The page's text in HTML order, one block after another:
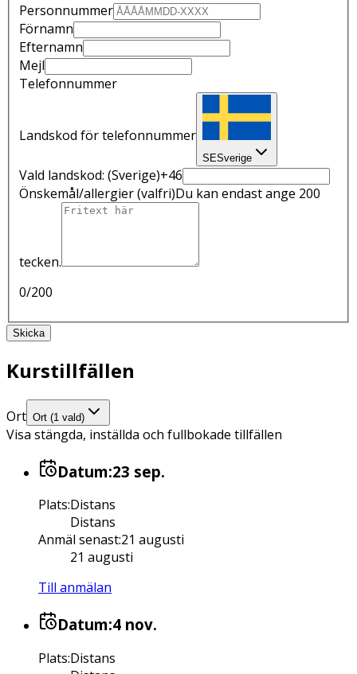
Personnummer
Förnamn
Efternamn
Mejl
Telefonnummer
Landskod för telefonnummer
SESverige
Vald landskod: (Sverige)+46
Önskemål/allergier(valfri)Du kan endast ange 200
tecken.
0/200
Skicka
Kurstillfällen
Ort Ort (1 vald)
Visa stängda, inställda och fullbokade tillfällen
Datum:23 sep.
Plats:Distans
Distans
Anmäl senast:21 augusti
21 augusti
Till anmälan
Datum:4 nov.
Plats:Distans